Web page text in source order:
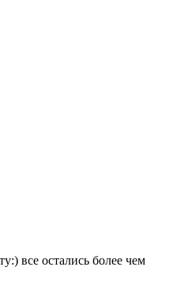
все остались более чем